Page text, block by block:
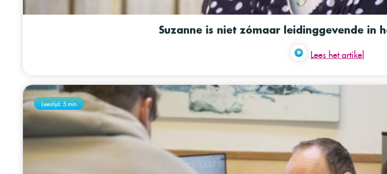
Suzanne is niet zómaar leidinggevende in
Lees het artikel
Leestijd: 5 min